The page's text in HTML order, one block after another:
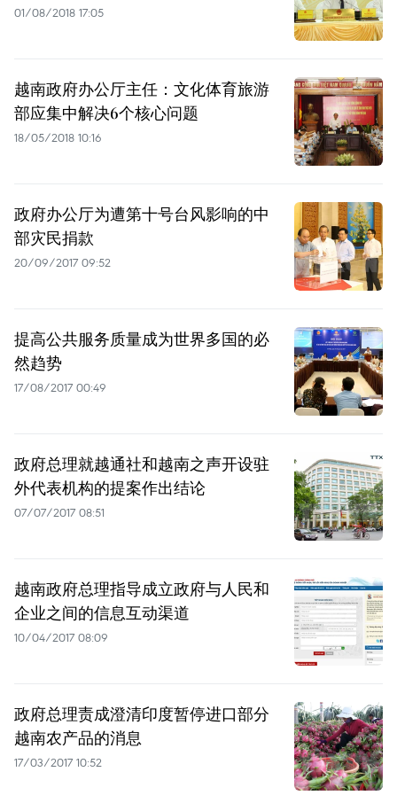
01/08/2018 17:05
越南政府办公厅主任：文化体育旅游
部应集中解决6个核心问题
18/05/2018 10:16
政府办公厅为遭第十号台风影响的中
部灾民捐款
20/09/2017 09:52
提高公共服务质量成为世界多国的必
然趋势
17/08/2017 00:49
政府总理就越通社和越南之声开设驻
外代表机构的提案作出结论
07/07/2017 08:51
越南政府总理指导成立政府与人民和
企业之间的信息互动渠道
10/04/2017 08:09
政府总理责成澄清印度暂停进口部分
越南农产品的消息
17/03/2017 10:52